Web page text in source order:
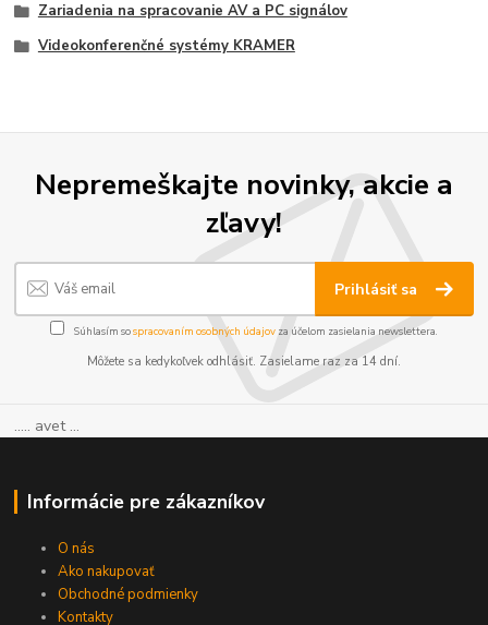
Zariadenia na spracovanie AV a PC signálov
Videokonferenčné systémy KRAMER
Nepremeškajte novinky, akcie a
zľavy!
Prihlásiť sa
Súhlasím sospracovaním osobných údajov za účelom zasielania newslettera.
Môžete sa kedykoľvek odhlásiť. Zasielame raz za 14 dní.
..... avet ...
Informácie pre zákazníkov
O nás
Ako nakupovať
Obchodné podmienky
Kontakty